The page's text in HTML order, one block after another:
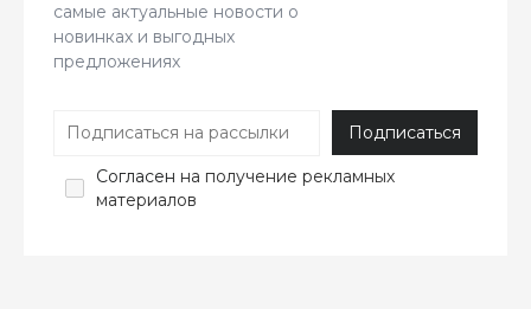
самые актуальные новости о
новинках и выгодных
предложениях
Согласен на получение рекламных
материалов